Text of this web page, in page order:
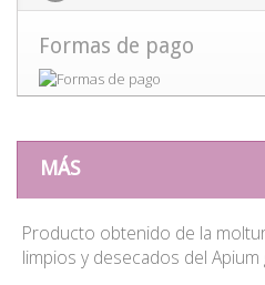
Formas de pago
MÁS
Producto obtenido de la
limpios y desecados del Apium